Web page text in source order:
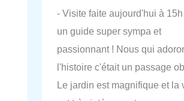
- Visite faite aujourd'hui à
un guide super sympa et
passionnant ! Nous qui
l'histoire c'était un passage
Le jardin est magnifique et la